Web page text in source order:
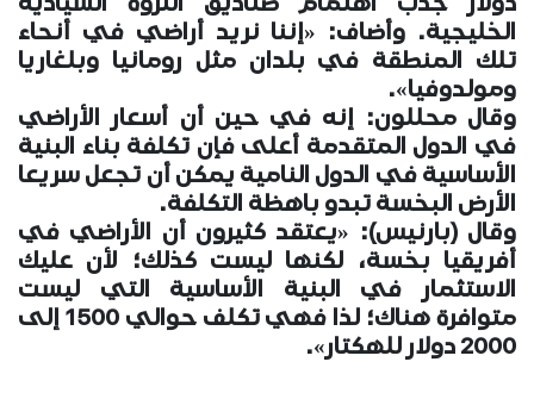
الخليجية. وأضاف: «إننا نريد أراضي في أنحاء
تلك المنطقة في بلدان مثل رومانيا وبلغاريا
ومولدوفيا».
وقال محللون: إنه في حين أن أسعار الأراضي
في الدول المتقدمة أعلى فإن تكلفة بناء البنية
الأساسية في الدول النامية يمكن أن تجعل سريعا
الأرض البخسة تبدو باهظة التكلفة.
وقال (بارنيس): «يعتقد كثيرون أن الأراضي في
أفريقيا بخسة، لكنها ليست كذلك؛ لأن عليك
الاستثمار في البنية الأساسية التي ليست
متوافرة هناك؛ لذا فهي تكلف حوالي 1500 إلى
2000 دولار للهكتار».